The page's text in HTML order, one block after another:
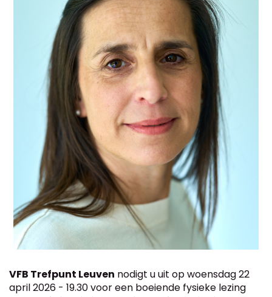
VFB Trefpunt Leuven nodigt u uit op woensdag 22
april 2026 - 19.30 voor een boeiende fysieke lezing